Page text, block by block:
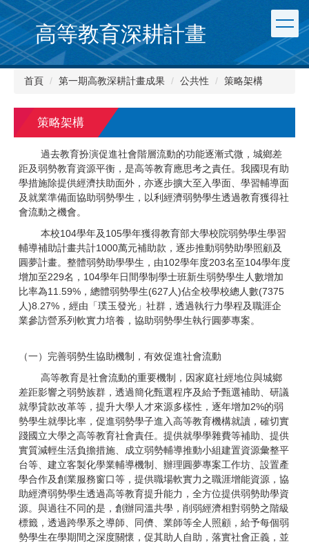
跳
到
主
要
內
高等教育深耕計畫
首頁 第一期高教深耕計畫成果 公共性 策略架構
策略架構
過去教育扮演促進社會階層流動的功能逐漸式微，城鄉差
距及弱勢教育資源平衡，是高等教育應思考之責任。我國現有助
學措施除提供經濟扶助面外，亦逐步擴大至入學面、學習輔導面
及就業準備面協助弱勢學生，以利經濟弱勢學生透過教育獲得社
會流動之機會。
本校104學年及105學年獲得教育部大學校院弱勢學生學習
輔導補助計畫共計1000萬元補助款，逐步推動弱勢助學照顧及
圓夢計畫。整體弱勢助學學生，由102學年度203名至104學年度
增加至229名，104學年日間學制學士班新生弱勢學生人數增加
比率為11.59%，總體弱勢學生(627人)佔全校學校總人數(7375
人)8.27%，經由「璞玉發光」社群，透過執行力學程及職涯企
業參訪營系列軟實力培養，協助弱勢學生執行圓夢專案。
（一）完善弱勢生協助機制，有效促進社會流動
高等教育是社會流動的重要機制，因家庭社經地位與城鄉
差距影響之弱勢族群，透過簡化甄選程序及給予甄選補助、研議
就學貸款改革等，提升大學人才來源多樣性，逐年增加2%的弱
勢學生就學比率，促進弱勢學子進入高等教育機構就讀，確切實
踐國立大學之高等教育社會責任。提供就學學雜費等補助、提供
實質減輕生活負擔措施、成立弱勢輔導推動小組建置資源彙整平
台等、建立客製化學業輔導機制、辦理圓夢專案工作坊、設置產
學合作及創業服務窗口等，提供職場軟實力之職涯增能資源，協
助經濟弱勢學生透過高等教育提升能力，全方位提供弱勢助學資
源。與過往不同的是，創辦同溫共學，削弱經濟相對弱勢之階級
標籤，透過跨學系之導師、同儕、業師等全人照顧，給予每個弱
勢學生在學期間之深度關懷，促其助人自助，落實社會正義，並